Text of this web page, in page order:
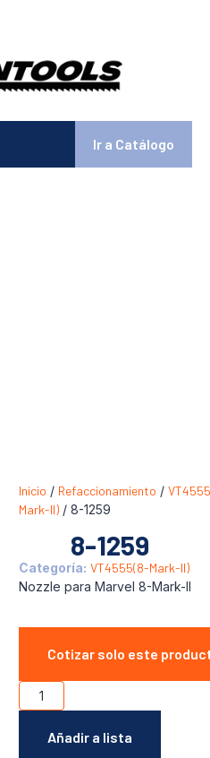
Ir a Catálogo
Inicio / Refaccionamiento /
Mark-II) / 8-1259
8-1259
Categoría: VT4555(8-Mark-II)
Nozzle para Marvel 8-Mark-II
Cotizar solo este
Añadir a lista